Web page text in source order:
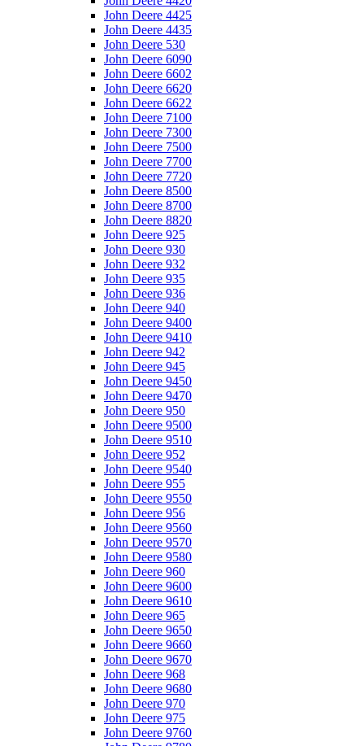
John Deere 4425
John Deere 4435
John Deere 530
John Deere 6090
John Deere 6602
John Deere 6620
John Deere 6622
John Deere 7100
John Deere 7300
John Deere 7500
John Deere 7700
John Deere 7720
John Deere 8500
John Deere 8700
John Deere 8820
John Deere 925
John Deere 930
John Deere 932
John Deere 935
John Deere 936
John Deere 940
John Deere 9400
John Deere 9410
John Deere 942
John Deere 945
John Deere 9450
John Deere 9470
John Deere 950
John Deere 9500
John Deere 9510
John Deere 952
John Deere 9540
John Deere 955
John Deere 9550
John Deere 956
John Deere 9560
John Deere 9570
John Deere 9580
John Deere 960
John Deere 9600
John Deere 9610
John Deere 965
John Deere 9650
John Deere 9660
John Deere 9670
John Deere 968
John Deere 9680
John Deere 970
John Deere 975
John Deere 9760